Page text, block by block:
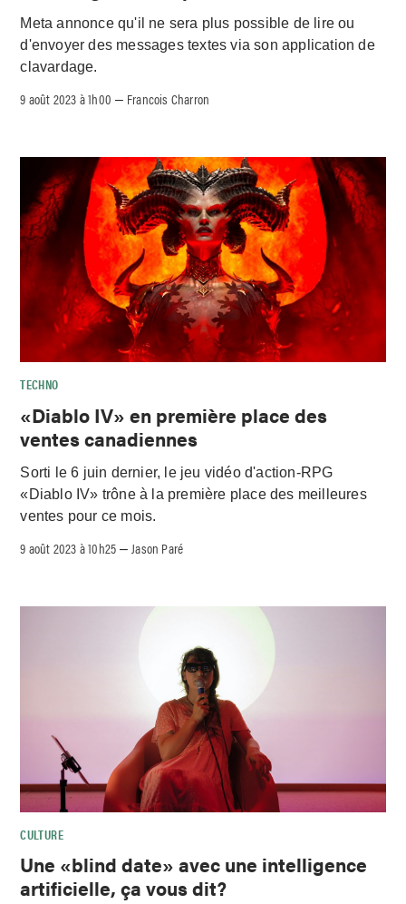
Meta annonce qu'il ne sera plus possible de lire ou
d'envoyer des messages textes via son application de
clavardage.
9 août 2023 à 1h00 – Francois Charron
TECHNO
«Diablo IV» en première place des
ventes canadiennes
Sorti le 6 juin dernier, le jeu vidéo d'action-RPG
«Diablo IV» trône à la première place des meilleures
ventes pour ce mois.
9 août 2023 à 10h25 – Jason Paré
CULTURE
Une «blind date» avec une intelligence
artificielle, ça vous dit?